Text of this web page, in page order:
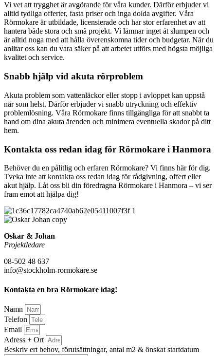
Vi vet att trygghet är avgörande för våra kunder. Därför erbjuder vi
alltid tydliga offerter, fasta priser och inga dolda avgifter. Våra
Rörmokare är utbildade, licensierade och har stor erfarenhet av att
hantera både stora och små projekt. Vi lämnar inget åt slumpen och
är alltid noga med att hålla överenskomna tider och budgetar. När du
anlitar oss kan du vara säker på att arbetet utförs med högsta möjliga
kvalitet och service.
Snabb hjälp vid akuta rörproblem
Akuta problem som vattenläckor eller stopp i avloppet kan uppstå
när som helst. Därför erbjuder vi snabb utryckning och effektiv
problemlösning. Våra Rörmokare finns tillgängliga för att snabbt ta
hand om dina akuta ärenden och minimera eventuella skador på ditt
hem.
Kontakta oss redan idag för Rörmokare i Hanmora
Behöver du en pålitlig och erfaren Rörmokare? Vi finns här för dig.
Tveka inte att kontakta oss redan idag för rådgivning, offert eller
akut hjälp. Låt oss bli din föredragna Rörmokare i Hanmora – vi ser
fram emot att hjälpa dig!
Oskar & Johan
Projektledare
08-502 48 637
info@stockholm-rormokare.se
Kontakta en bra Rörmokare idag!
Namn
Telefon
Email
Adress + Ort
Beskriv ert behov, förutsättningar, antal m2 & önskat startdatum